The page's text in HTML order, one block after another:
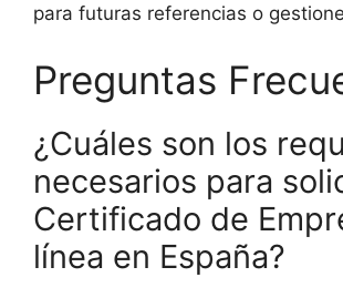
para futuras referencias o
Preguntas
¿Cuáles son los
necesarios para
Certificado de
línea en España?